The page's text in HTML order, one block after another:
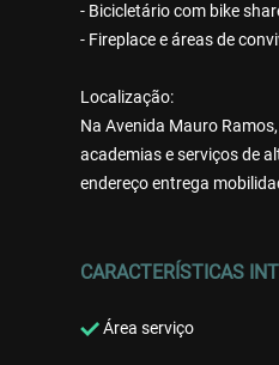
- Bicicletário com bike
- Fireplace e áreas de
Localização:
Na Avenida Mauro
academias e serviços de
endereço entrega
CARACTERÍSTICAS
Área serviço